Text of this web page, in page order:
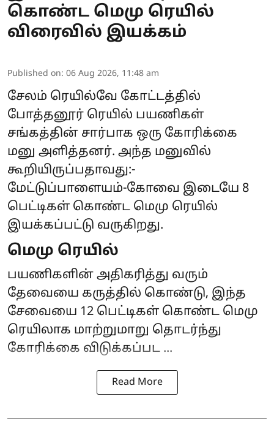
கொண்ட மெமு ரெயில்
விரைவில் இயக்கம்
Published on: 06 Aug 2026, 11:48 am
சேலம் ரெயில்வே கோட்டத்தில்
போத்தனூர் ரெயில் பயணிகள்
சங்கத்தின் சார்பாக ஒரு கோரிக்கை
மனு அளித்தனர். அந்த மனுவில்
கூறியிருப்பதாவது:-
மேட்டுப்பாளையம்-கோவை இடையே 8
பெட்டிகள் கொண்ட மெமு ரெயில்
இயக்கப்பட்டு வருகிறது.
மெமு ரெயில்
பயணிகளின் அதிகரித்து வரும்
தேவையை கருத்தில் கொண்டு, இந்த
சேவையை 12 பெட்டிகள் கொண்ட மெமு
ரெயிலாக மாற்றுமாறு தொடர்ந்து
கோரிக்கை விடுக்கப்பட ...
Read More